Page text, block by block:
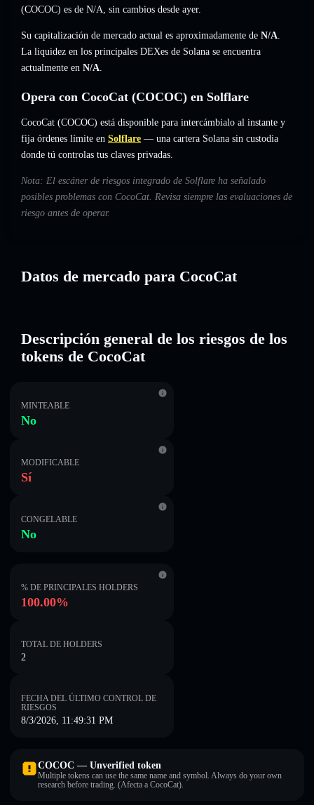
(COCOC) es de N/A, sin cambios desde ayer.
Su capitalización de mercado actual es aproximadamente de N/A.
La liquidez en los principales DEXes de Solana se encuentra
actualmente en N/A.
Opera con CocoCat (COCOC) en Solflare
CocoCat (COCOC) está disponible para intercámbialo al instante y
fija órdenes límite en Solflare — una cartera Solana sin custodia
donde tú controlas tus claves privadas.
Nota: El escáner de riesgos integrado de Solflare ha señalado
posibles problemas con CocoCat. Revisa siempre las evaluaciones de
riesgo antes de operar.
Datos de mercado para CocoCat
Descripción general de los riesgos de los
tokens de CocoCat
MINTEABLE
No
MODIFICABLE
Sí
CONGELABLE
No
% DE PRINCIPALES HOLDERS
100.00%
TOTAL DE HOLDERS
2
FECHA DEL ÚLTIMO CONTROL DE
RIESGOS
8/3/2026, 11:49:31 PM
COCOC — Unverified token
Multiple tokens can use the same name and symbol. Always do your own
research before trading. (Afecta a CocoCat).